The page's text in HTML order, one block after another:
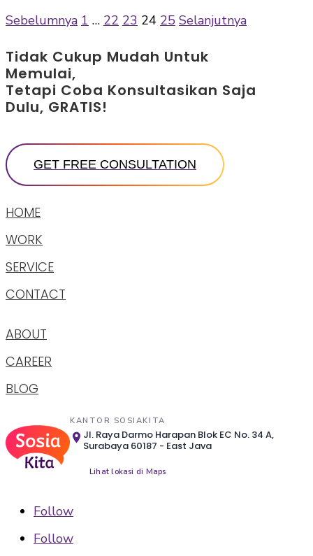
Sebelumnya 1 … 22 23 24 25 Selanjutnya
Tidak Cukup Mudah Untuk
Memulai,
Tetapi Coba Konsultasikan Saja
Dulu, GRATIS!
HOME
WORK
SERVICE
CONTACT
ABOUT
CAREER
BLOG
KANTOR SOSIAKITA
Jl. Raya Darmo Harapan Blok EC No. 34 A,
Surabaya 60187 - East Java
Lihat lokasi di Maps
Follow
Follow